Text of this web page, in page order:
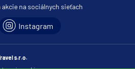
na sociálnych sieťach
Instagram
s.r.o.